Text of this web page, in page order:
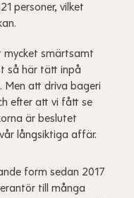
personer, vilket
mycket smärtsamt
så här tätt inpå
Men att driva bageri
efter att vi fått se
är beslutet
långsiktiga affär.
form sedan 2017
till många